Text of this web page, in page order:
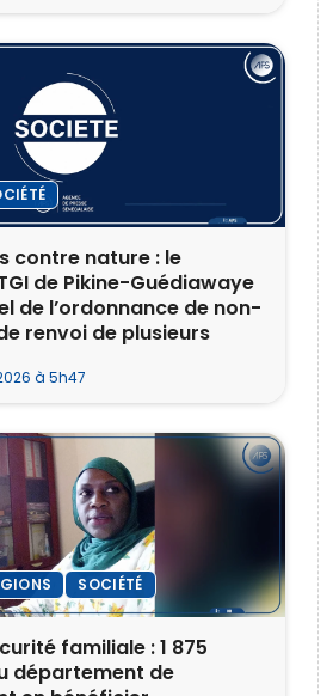
contre nature : le
de Pikine-Guédiawaye
de l’ordonnance de non-
renvoi de plusieurs
à 5h47
SOCIÉTÉ
familiale : 1 875
département de